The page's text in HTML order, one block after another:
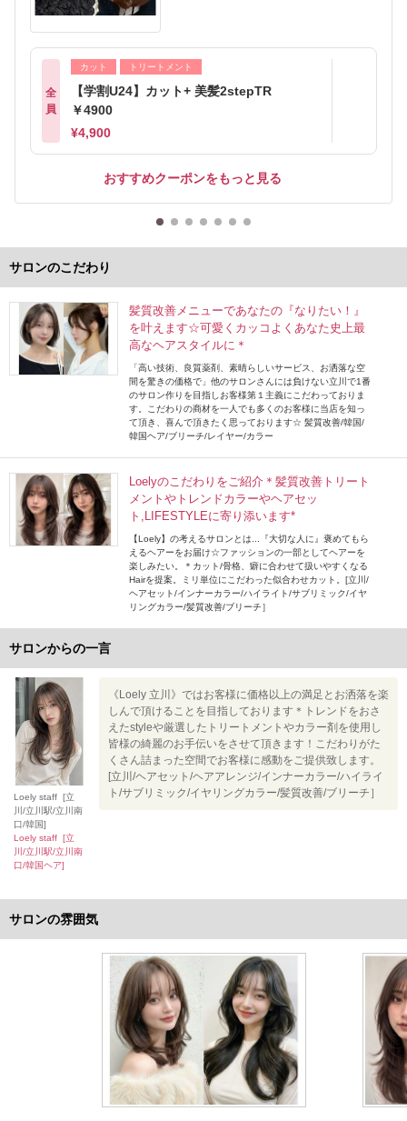
全
員
カット トリートメント
【学割U24】カット+ 美髪2stepTR
￥4900
¥4,900
おすすめクーポンをもっと見る
サロンのこだわり
髪質改善メニューであなたの『なりたい！』
を叶えます☆可愛くカッコよくあなた史上最
高なヘアスタイルに＊
「高い技術、良質薬剤、素晴らしいサービス、お洒落な空
間を驚きの価格で」他のサロンさんには負けない立川で1番
のサロン作りを目指しお客様第１主義にこだわっておりま
す。こだわりの商材を一人でも多くのお客様に当店を知っ
て頂き、喜んで頂きたく思っております☆ 髪質改善/韓国/
韓国ヘア/ブリーチ/レイヤー/カラー
Loelyのこだわりをご紹介＊髪質改善トリート
メントやトレンドカラーやヘアセッ
ト,LIFESTYLEに寄り添います*
【Loely】の考えるサロンとは...『大切な人に』褒めてもら
えるヘアーをお届け☆ファッションの一部としてヘアーを
楽しみたい。＊カット/骨格、癖に合わせて扱いやすくなる
Hairを提案。ミリ単位にこだわった似合わせカット。[立川/
ヘアセット/インナーカラー/ハイライト/サブリミック/イヤ
リングカラー/髪質改善/ブリーチ］
サロンからの一言
Loely staff [立
川/立川駅/立川南
口/韓国]
Loely staff [立
川/立川駅/立川南
口/韓国ヘア]
《Loely 立川》ではお客様に価格以上の満足とお洒落を楽
しんで頂けることを目指しております＊トレンドをおさ
えたstyleや厳選したトリートメントやカラー剤を使用し
皆様の綺麗のお手伝いをさせて頂きます！こだわりがた
くさん詰まった空間でお客様に感動をご提供致します。
[立川/ヘアセット/ヘアアレンジ/インナーカラー/ハイライ
ト/サブリミック/イヤリングカラー/髪質改善/ブリーチ］
サロンの雰囲気